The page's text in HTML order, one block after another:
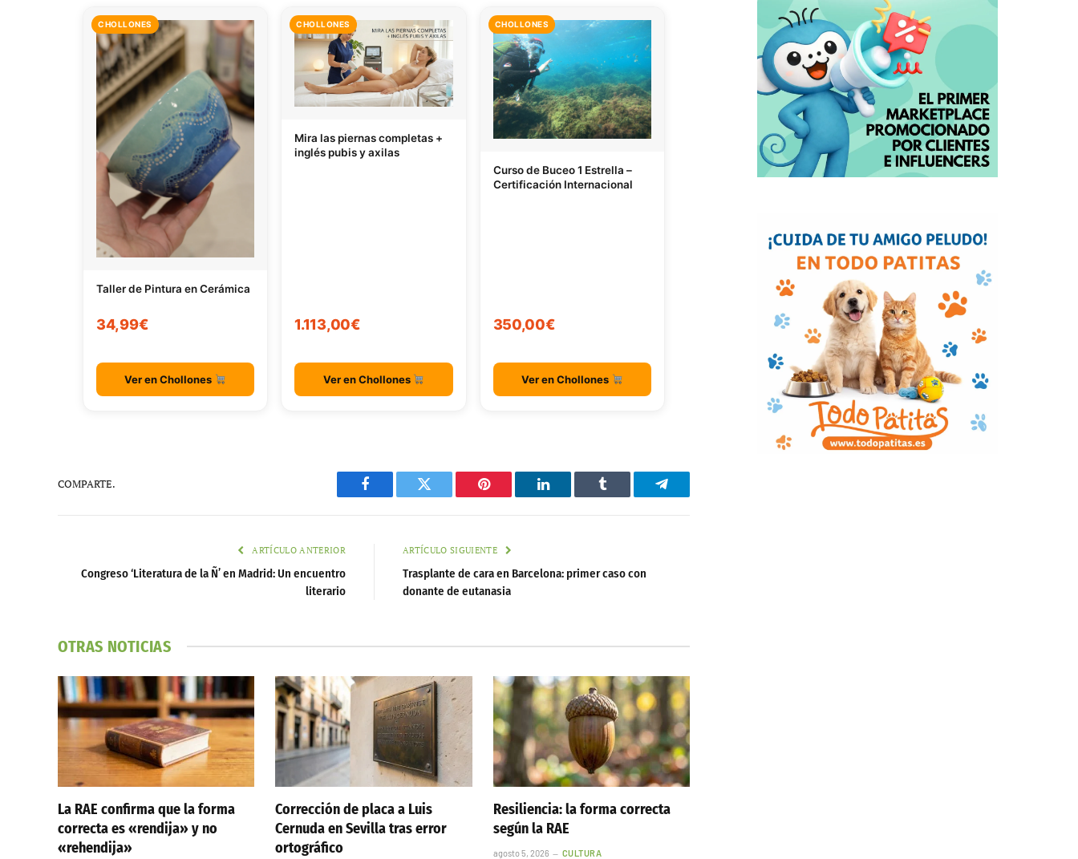
CHOLLONES
Taller de Pintura en Cerámica
34,99€
Ver en Chollones
CHOLLONES
Mira las piernas completas +
inglés pubis y axilas
1.113,00€
Ver en Chollones
CHOLLONES
Curso de Buceo 1 Estrella –
Certificación Internacional
350,00€
Ver en Chollones
COMPARTE.
Facebook Twitter Pinterest LinkedIn Tumblr Telegram
ARTÍCULO ANTERIOR
Congreso ‘Literatura de la Ñ’ en Madrid: Un encuentro
literario
ARTÍCULO SIGUIENTE
Trasplante de cara en Barcelona: primer caso con
donante de eutanasia
OTRAS NOTICIAS
La RAE confirma que la forma
correcta es «rendija» y no
«rehendija»
Corrección de placa a Luis
Cernuda en Sevilla tras error
ortográfico
Resiliencia: la forma correcta
según la RAE
agosto 5, 2026 CULTURA